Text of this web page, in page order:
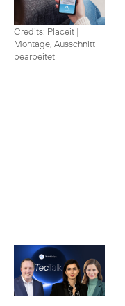
Credits: Placeit |
Montage, Ausschnitt
bearbeitet